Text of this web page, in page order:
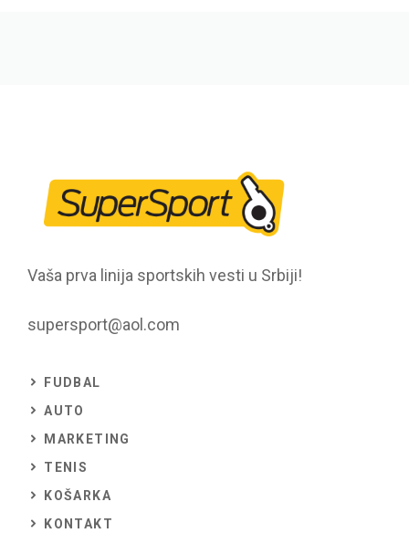
Vaša prva linija sportskih vesti u Srbiji!
supersport@aol.com
FUDBAL
AUTO
MARKETING
TENIS
KOŠARKA
KONTAKT